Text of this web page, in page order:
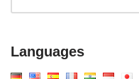
Languages